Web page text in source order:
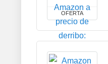
OFERTA